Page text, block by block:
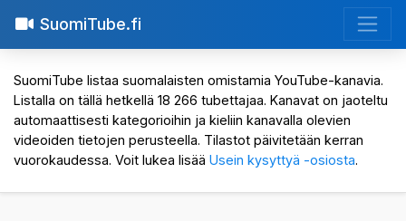
SuomiTube.fi
SuomiTube listaa suomalaisten omistamia YouTube-kanavia.
Listalla on tällä hetkellä 18 266 tubettajaa. Kanavat on jaoteltu
automaattisesti kategorioihin ja kieliin kanavalla olevien
videoiden tietojen perusteella. Tilastot päivitetään kerran
vuorokaudessa. Voit lukea lisää Usein kysyttyä -osiosta.